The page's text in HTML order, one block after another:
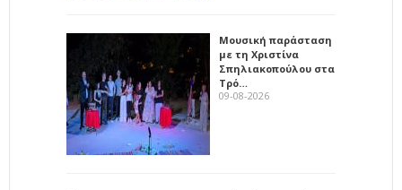
Μουσική παράσταση
με τη Χριστίνα
Σπηλιακοπούλου στα
Τρό…
09-08-2026